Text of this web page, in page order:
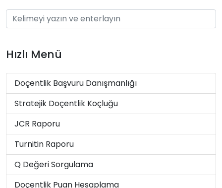
Hızlı Menü
Doçentlik Başvuru Danışmanlığı
Stratejik Doçentlik Koçluğu
JCR Raporu
Turnitin Raporu
Q Değeri Sorgulama
Doçentlik Puan Hesaplama